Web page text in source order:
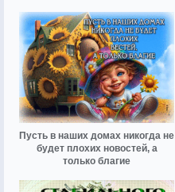
Пусть в наших домах никогда не
будет плохих новостей, а
только благие